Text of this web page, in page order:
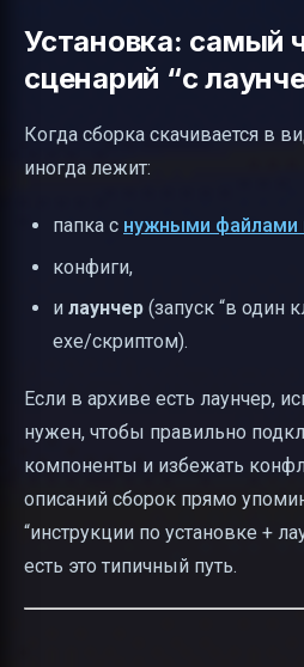
Установка: самый
сценарий “с
Когда сборка скачивается в
иногда лежит:
папка с нужными файлами
конфиги,
и лаунчер (запуск “в один
exe/скриптом).
Если в архиве есть лаунчер,
нужен, чтобы правильно
компоненты и избежать
описаний сборок прямо
“инструкции по установке +
есть это типичный путь.